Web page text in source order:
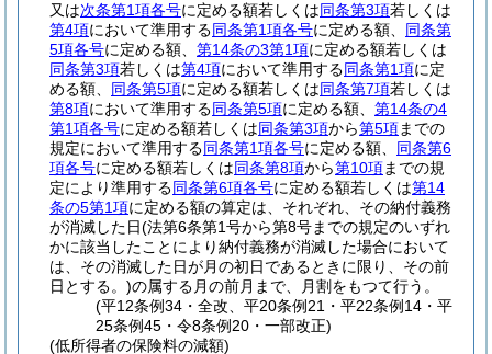
又は次条第1項各号に定める額若しくは同条第3項若しくは
第4項において準用する同条第1項各号に定める額、 同条第
5項各号に定める額、 第14条の3第1項に定める額若しくは
同条第3項若しくは第4項において準用する同条第1項に定
める額、 同条第5項に定める額若しくは同条第7項若しくは
第8項において準用する同条第5項に定める額、 第14条の4
第1項各号に定める額若しくは同条第3項から第5項までの
規定において準用する同条第1項各号に定める額、 同条第6
項各号に定める額若しくは同条第8項から第10項までの規
定により準用する同条第6項各号に定める額若しくは第14
条の5第1項に定める額の算定は、それぞれ、その納付義務
が消滅した日(法第6条第1号から第8号までの規定のいずれ
かに該当したことにより納付義務が消滅した場合において
は、その消滅した日が月の初日であるときに限り、その前
日とする。)の属する月の前月まで、月割をもつて行う。
(平12条例34・全改、平20条例21・平22条例14・平
25条例45・令8条例20・一部改正)
(低所得者の保険料の減額)